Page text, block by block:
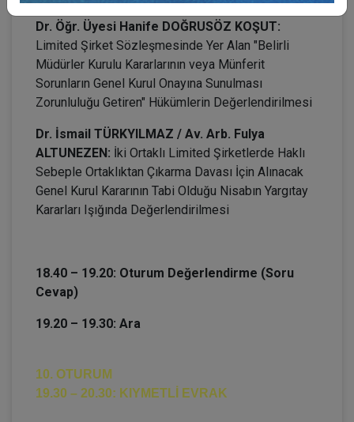
Dr. Öğr. Üyesi Hanife DOĞRUSÖZ KOŞUT:
Limited Şirket Sözleşmesinde Yer Alan "Belirli
Müdürler Kurulu Kararlarının veya Münferit
Sorunların Genel Kurul Onayına Sunulması
Zorunluluğu Getiren" Hükümlerin Değerlendirilmesi
Dr. İsmail TÜRKYILMAZ / Av. Arb. Fulya
ALTUNEZEN: İki Ortaklı Limited Şirketlerde Haklı
Sebeple Ortaklıktan Çıkarma Davası İçin Alınacak
Genel Kurul Kararının Tabi Olduğu Nisabın Yargıtay
Kararları Işığında Değerlendirilmesi
18.40 – 19.20: Oturum Değerlendirme (Soru
Cevap)
19.20 – 19.30: Ara
10. OTURUM
19.30 – 20.30: KIYMETLİ EVRAK